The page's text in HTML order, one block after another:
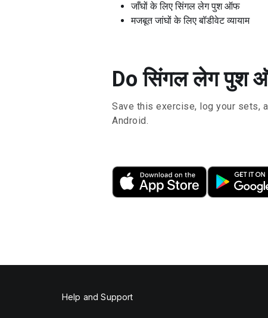
जाँघों के लिए सिंगल लेग पुश ऑफ
मजबूत जांघों के लिए बॉडीवेट व्यायाम
Do सिंगल लेग पुश
Save this exercise, log your sets,
Android.
Help and Support